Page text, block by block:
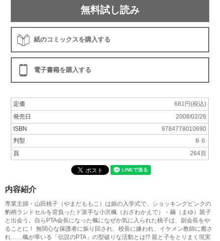
無料試し読み
紙のコミックスを購入する
電子書籍を購入する
定価
681円(税込)
発売日
2008/02/26
ISBN
9784778010690
判型
Ｂ６
頁
264頁
内容紹介
専業主婦・山田桃子（やまだももこ）は娘の入学式で、ショッキングピンクの
豹柄ランドセルを背負ったド派手な小沢楓（おざわかえで）・繭（まゆ）親子
と出会う。自らPTA会長になった楓になぜか気に入られた桃子は、副会長をや
ることに！ 無関心な保護者に振り回され、校長に嫌われ、イケメン教師に癒さ
れ……楓が率いる「伝説のPTA」の型破りな活動とは!? 親と子をとりまく現実